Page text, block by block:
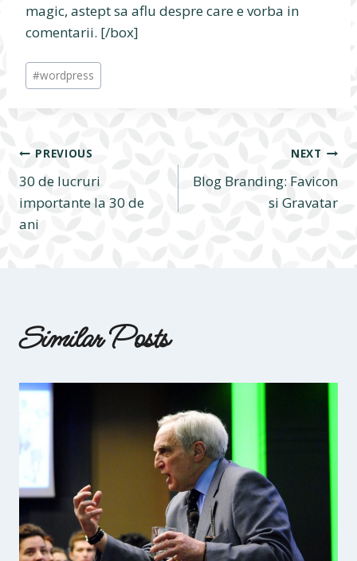
magic, astept sa aflu despre care e vorba in
comentarii. [/box]
Post
Tags:
#wordpress
Navigare
în
PREVIOUS
30 de lucruri
importante la 30 de
ani
NEXT
Blog Branding: Favicon
si Gravatar
Similar Posts